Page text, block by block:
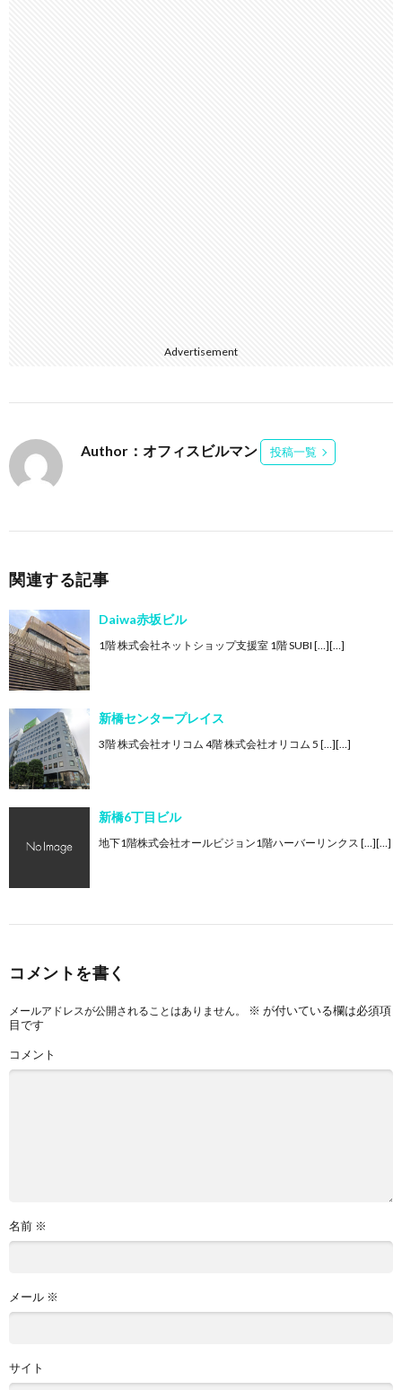
Advertisement
Author：オフィスビルマン 投稿一覧
関連する記事
Daiwa赤坂ビル
1階 株式会社ネットショップ支援室 1階 SUBI […][…]
新橋センタープレイス
3階 株式会社オリコム 4階 株式会社オリコム 5 […][…]
新橋6丁目ビル
地下1階株式会社オールビジョン1階ハーバーリンクス […][…]
コメントを書く
メールアドレスが公開されることはありません。 ※ が付いている欄は必須項
目です
コメント
名前 ※
メール ※
サイト